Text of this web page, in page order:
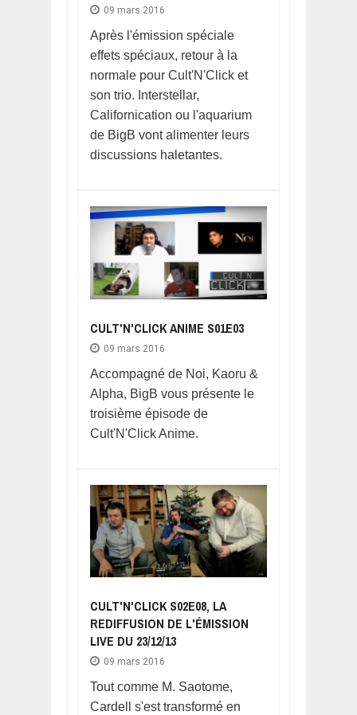
09 mars 2016
Après l'émission spéciale
effets spéciaux, retour à la
normale pour Cult'N'Click et
son trio. Interstellar,
Californication ou l'aquarium
de BigB vont alimenter leurs
discussions haletantes.
CULT'N'CLICK ANIME S01E03
09 mars 2016
Accompagné de Noi, Kaoru &
Alpha, BigB vous présente le
troisième épisode de
Cult'N'Click Anime.
CULT'N'CLICK S02E08, LA
REDIFFUSION DE L'ÉMISSION
LIVE DU 23/12/13
09 mars 2016
Tout comme M. Saotome,
Cardell s'est transformé en